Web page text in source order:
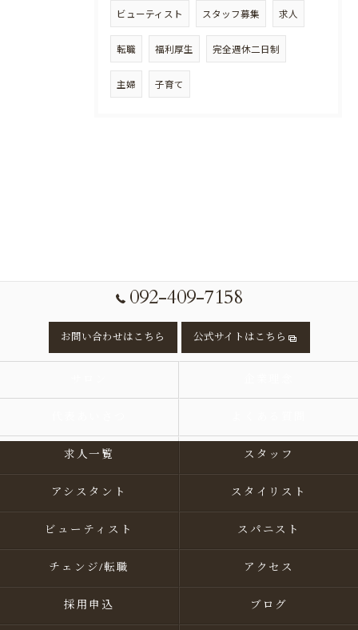
ビューティスト スタッフ募集 求人
転職 福利厚生 完全週休二日制
主婦 子育て
092-409-7158
お問い合わせはこちら 公式サイトはこちら
求人一覧 スタッフ
アシスタント スタイリスト
ビューティスト スパニスト
チェンジ/転職 アクセス
採用申込 ブログ